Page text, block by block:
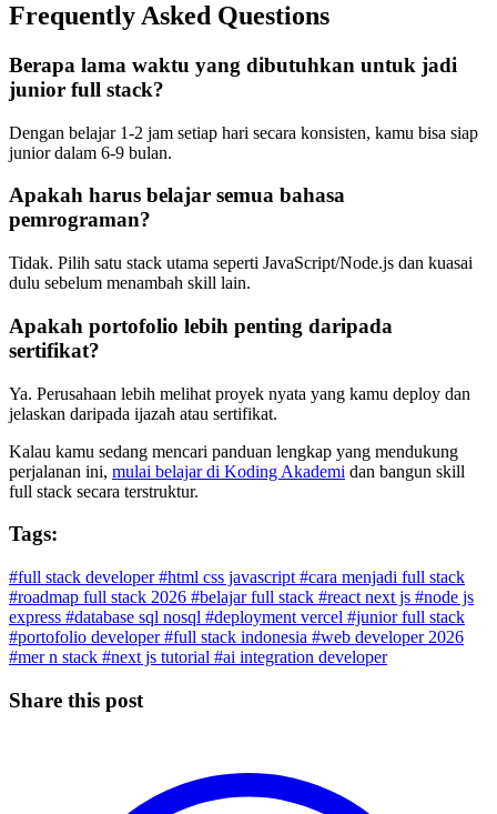
Frequently Asked Questions
Berapa lama waktu yang dibutuhkan untuk jadi
junior full stack?
Dengan belajar 1-2 jam setiap hari secara konsisten, kamu bisa siap
junior dalam 6-9 bulan.
Apakah harus belajar semua bahasa
pemrograman?
Tidak. Pilih satu stack utama seperti JavaScript/Node.js dan kuasai
dulu sebelum menambah skill lain.
Apakah portofolio lebih penting daripada
sertifikat?
Ya. Perusahaan lebih melihat proyek nyata yang kamu deploy dan
jelaskan daripada ijazah atau sertifikat.
Kalau kamu sedang mencari panduan lengkap yang mendukung
perjalanan ini, mulai belajar di Koding Akademi dan bangun skill
full stack secara terstruktur.
Tags:
#full stack developer#html css javascript #cara menjadi full stack
#roadmap full stack 2026 #belajar full stack #react next js #node js
express #database sql nosql #deployment vercel #junior full stack
#portofolio developer#full stack indonesia #web developer 2026
#mer n stack #next js tutorial #ai integration developer
Share this post